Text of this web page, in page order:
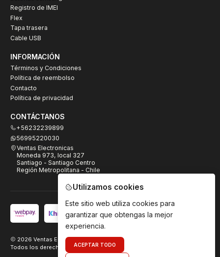
Registro de IMEI
Flex
Tapa trasera
Cable USB
INFORMACIÓN
Términos y Condiciones
Política de reembolso
Contacto
Política de privacidad
CONTÁCTANOS
+56232239899
56995220030
Ventas Electronicas
Moneda 973, local 327
Santiago - Santiago Centro
Región Metropolitana - Chile
2026 Ventas Electrónicas.
Todos los derechos reservados. Desarrollado por
Utilizamos cookies
Este sitio web utiliza cookies para
garantizar que obtengas la mejor
experiencia.
ACEPTAR TODO